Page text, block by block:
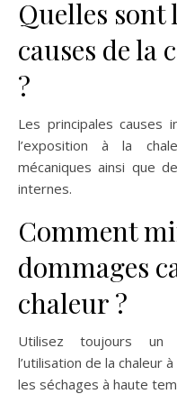
Quelles
causes de la
?
Les principales causes
l’exposition à la
mécaniques ainsi que
internes.
Comment
dommages
chaleur ?
Utilisez toujours un
l’utilisation de la chaleur
les séchages à haute